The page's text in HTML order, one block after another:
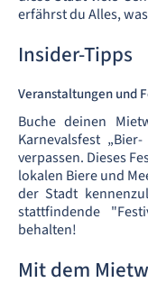
erfährst du Alles,
Insider-Tipps
Veranstaltungen und
Buche deinen
Karnevalsfest
verpassen. Dieses
lokalen Biere und
der Stadt
stattfindende
behalten!
Mit dem